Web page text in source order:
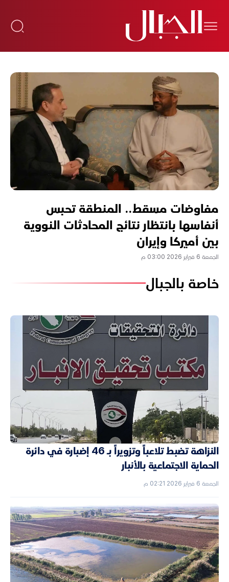
مفاوضات مسقط.. المنطقة تحبس
أنفاسها بانتظار نتائج المحادثات النووية
بين أميركا وإيران
الجمعة 6 فبراير 2026 03:00 م
خاصة بالجبال
النزاهة تضبط تلاعباً وتزويراً بـ 46 إضبارة في دائرة
الحماية الاجتماعية بالأنبار
الجمعة 6 فبراير 2026 02:21 م